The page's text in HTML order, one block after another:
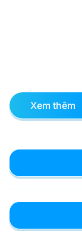
Xem thêm